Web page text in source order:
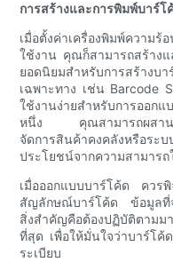
การสร้างและการพิมพ์บาร์โ
เมื่อตั้งค่าเครื่องพิมพ์ความ
ใช้งาน คุณก็สามารถสร้าง
ยอดนิยมสำหรับการสร้างบ
เฉพาะทาง เช่น Barcode
ใช้งานง่ายสำหรับการออก
หนึ่ง คุณสามารถผสานรว
จัดการสินค้าคงคลังหรือ
ประโยชน์จากความสามาร
เมื่อออกแบบบาร์โค้ด ควร
สัญลักษณ์บาร์โค้ด ข้อมูลที่
สิ่งสำคัญคือต้องปฏิบัติตามม
ที่สุด เพื่อให้มั่นใจว่าบาร์โค้
ระเบียบ